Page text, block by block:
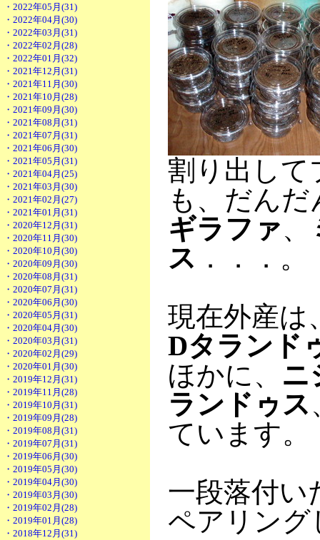
・2022年05月(31)
・2022年04月(30)
・2022年03月(31)
・2022年02月(28)
・2022年01月(32)
・2021年12月(31)
・2021年11月(30)
・2021年10月(28)
・2021年09月(30)
・2021年08月(31)
・2021年07月(31)
・2021年06月(30)
・2021年05月(31)
・2021年04月(25)
・2021年03月(30)
・2021年02月(27)
・2021年01月(31)
・2020年12月(31)
・2020年11月(30)
・2020年10月(30)
・2020年09月(30)
・2020年08月(31)
・2020年07月(31)
・2020年06月(30)
・2020年05月(31)
・2020年04月(30)
・2020年03月(31)
・2020年02月(29)
・2020年01月(30)
・2019年12月(31)
・2019年11月(28)
・2019年10月(31)
・2019年09月(28)
・2019年08月(31)
・2019年07月(31)
・2019年06月(30)
・2019年05月(30)
・2019年04月(30)
・2019年03月(30)
・2019年02月(28)
・2019年01月(28)
・2018年12月(31)
割り出して
も、だん
ギラファ、
ス ．．．。
現在外産は
Dタランド
ほかに、 ニ
ランドゥス
ています。
一段落付い
ペアリング